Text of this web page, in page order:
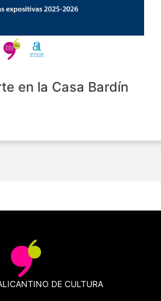
en la Casa Bardín
DE CULTURA